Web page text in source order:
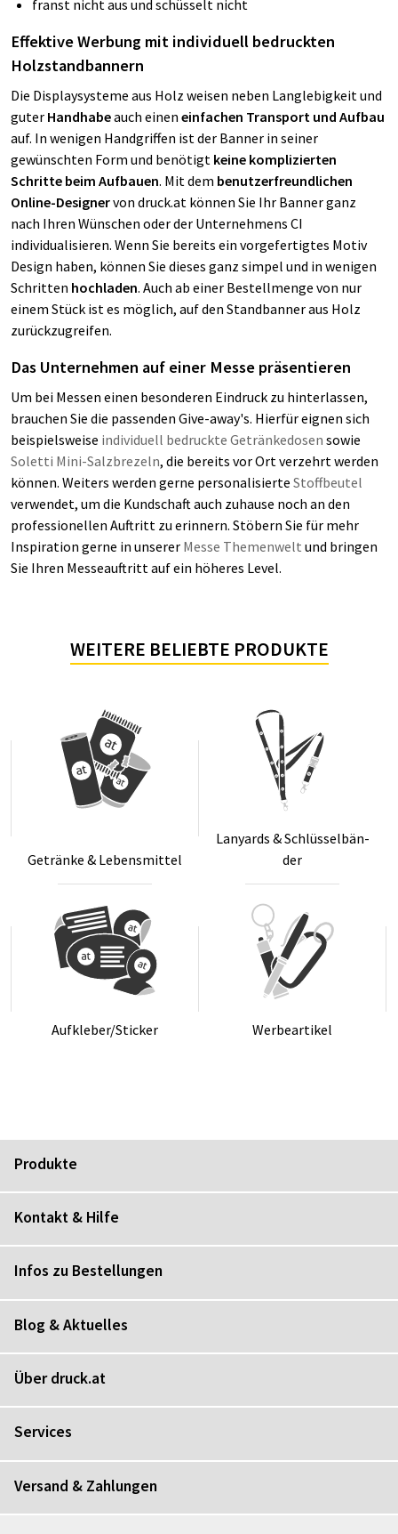
franst nicht aus und schüsselt nicht
Effektive Werbung mit individuell bedruckten
Holzstandbannern
Die Displaysysteme aus Holz weisen neben Langlebigkeit und
guter Handhabeauch einen einfachen Transport und Aufbau
auf. In wenigen Handgriffen ist der Banner in seiner
gewünschten Form und benötigt keine komplizierten
Schritte beim Aufbauen. Mit dem benutzerfreundlichen
Online-Designervon druck.at können Sie Ihr Banner ganz
nach Ihren Wünschen oder der Unternehmens CI
individualisieren. Wenn Sie bereits ein vorgefertigtes Motiv
Design haben, können Sie dieses ganz simpel und in wenigen
Schritten hochladen. Auch ab einer Bestellmenge von nur
einem Stück ist es möglich, auf den Standbanner aus Holz
zurückzugreifen.
Das Unternehmen auf einer Messe präsentieren
Um bei Messen einen besonderen Eindruck zu hinterlassen,
brauchen Sie die passenden Give-away's. Hierfür eignen sich
beispielsweise individuell bedruckte Getränkedosen sowie
Soletti Mini-Salzbrezeln, die bereits vor Ort verzehrt werden
können. Weiters werden gerne personalisierte Stoffbeutel
verwendet, um die Kundschaft auch zuhause noch an den
professionellen Auftritt zu erinnern. Stöbern Sie für mehr
Inspiration gerne in unserer Messe Themenwelt und bringen
Sie Ihren Messeauftritt auf ein höheres Level.
WEITERE BELIEBTE PRODUKTE
Ge­trän­ke & Le­bens­mit­tel
Lanyards & Schlüs­sel­bän­
der
Auf­kle­ber/Sti­cker Wer­be­ar­ti­kel
Produkte
Kontakt & Hilfe
Infos zu Bestellungen
Blog & Aktuelles
Über druck.at
Services
Versand & Zahlungen